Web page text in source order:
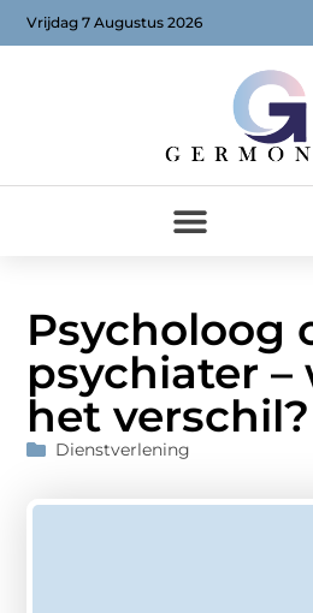
Vrijdag 7 Augustus 2026
Psycholoog
psychiater –
het verschil?
Dienstverlening